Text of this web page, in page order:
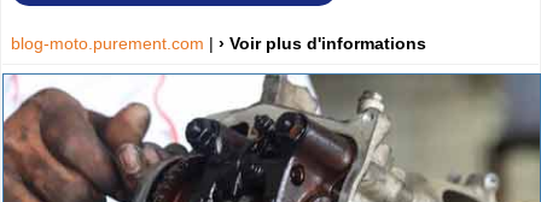
blog-moto.purement.com | › Voir plus d'informations